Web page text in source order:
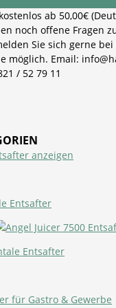
kostenlos ab 50,00€
noch offene Fragen
Sie sich gerne
möglich. Email:
/ 52 79 11
anzeigen
Entsafter
Entsafter
für Gastro & Gewerbe